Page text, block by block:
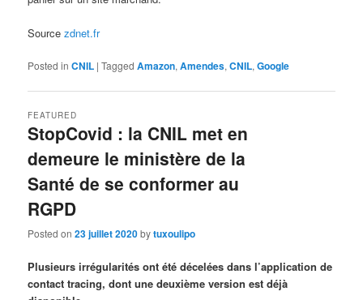
Sourcezdnet.fr
Posted in CNIL |Tagged Amazon,Amendes,CNIL,Google
StopCovid : la CNIL met en
demeure le ministère de la
Santé de se conformer au
RGPD
FEATURED
Posted on23 juillet 2020bytuxoulipo
Plusieurs irrégularités ont été décelées dans l’application de
contact tracing, dont une deuxième version est déjà